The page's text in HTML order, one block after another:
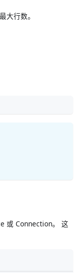
大行数。
或 Connection。 这